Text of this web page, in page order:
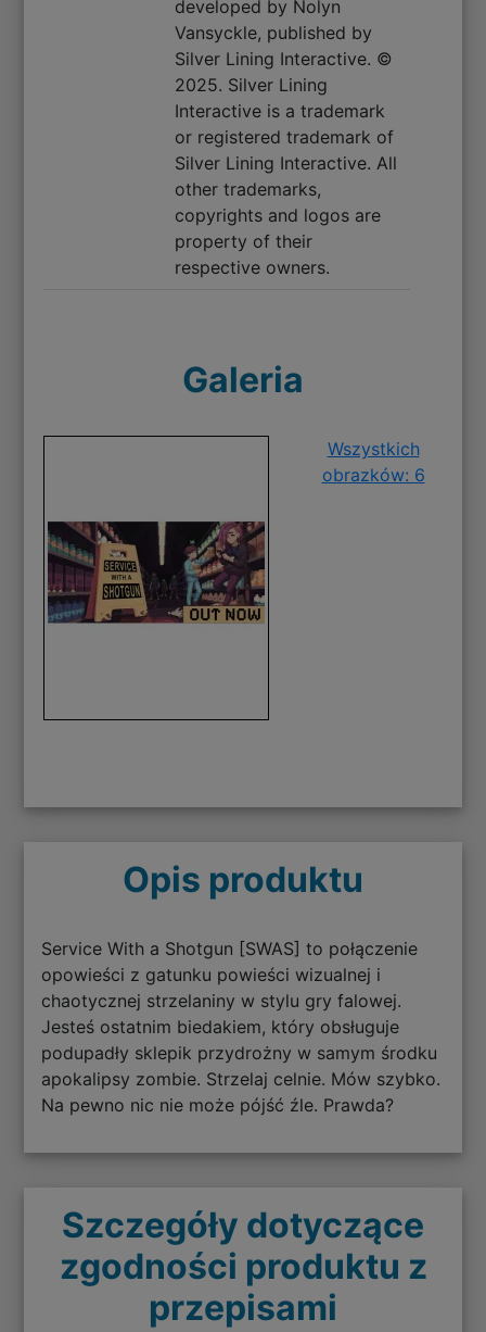
developed by Nolyn
Vansyckle, published by
Silver Lining Interactive. ©
2025. Silver Lining
Interactive is a trademark
or registered trademark of
Silver Lining Interactive. All
other trademarks,
copyrights and logos are
property of their
respective owners.
Galeria
Wszystkich
obrazków: 6
Opis produktu
Service With a Shotgun [SWAS] to połączenie
opowieści z gatunku powieści wizualnej i
chaotycznej strzelaniny w stylu gry falowej.
Jesteś ostatnim biedakiem, który obsługuje
podupadły sklepik przydrożny w samym środku
apokalipsy zombie. Strzelaj celnie. Mów szybko.
Na pewno nic nie może pójść źle. Prawda?
Szczegóły dotyczące
zgodności produktu z
przepisami